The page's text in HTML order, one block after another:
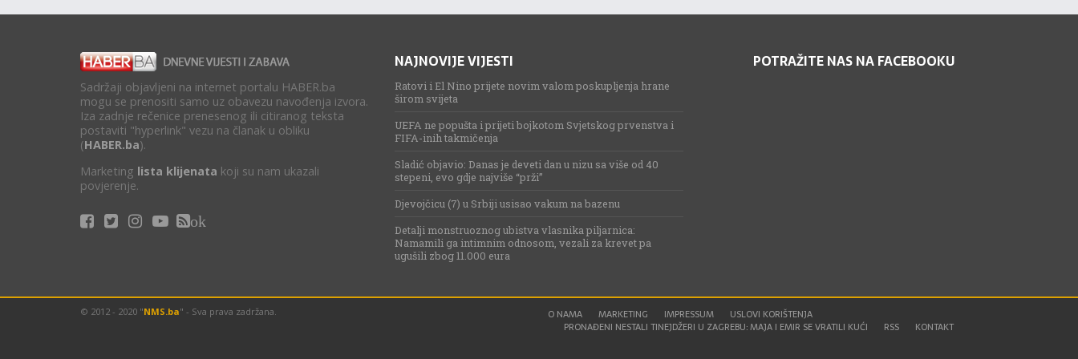
Sadržaji objavljeni na internet portalu HABER.ba
mogu se prenositi samo uz obavezu navođenja izvora.
Iza zadnje rečenice prenesenog ili citiranog teksta
postaviti "hyperlink" vezu na članak u obliku
(HABER.ba).
Marketing lista klijenata koji su nam ukazali
povjerenje.
ok
NAJNOVIJE VIJESTI
Ratovi i El Nino prijete novim valom poskupljenja hrane
širom svijeta
UEFA ne popušta i prijeti bojkotom Svjetskog prvenstva i
FIFA-inih takmičenja
Sladić objavio: Danas je deveti dan u nizu sa više od 40
stepeni, evo gdje najviše “prži”
Djevojčicu (7) u Srbiji usisao vakum na bazenu
Detalji monstruoznog ubistva vlasnika piljarnica:
Namamili ga intimnim odnosom, vezali za krevet pa
ugušili zbog 11.000 eura
POTRAŽITE NAS NA FACEBOOKU
O NAMA MARKETING IMPRESSUM
USLOVI KORIŠTENJA
PRONAĐENI NESTALI TINEJDŽERI U ZAGREBU: MAJA I EMIR SE VRATILI KUĆI
RSS KONTAKT
© 2012 - 2020 "NMS.ba" - Sva prava zadržana.